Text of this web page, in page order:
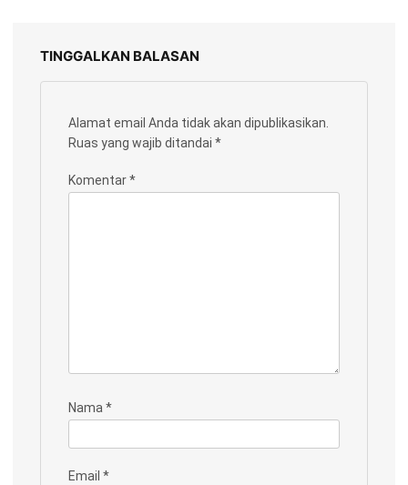
TINGGALKAN BALASAN
Alamat email Anda tidak akan dipublikasikan.
Ruas yang wajib ditandai *
Komentar*
Nama *
Email *